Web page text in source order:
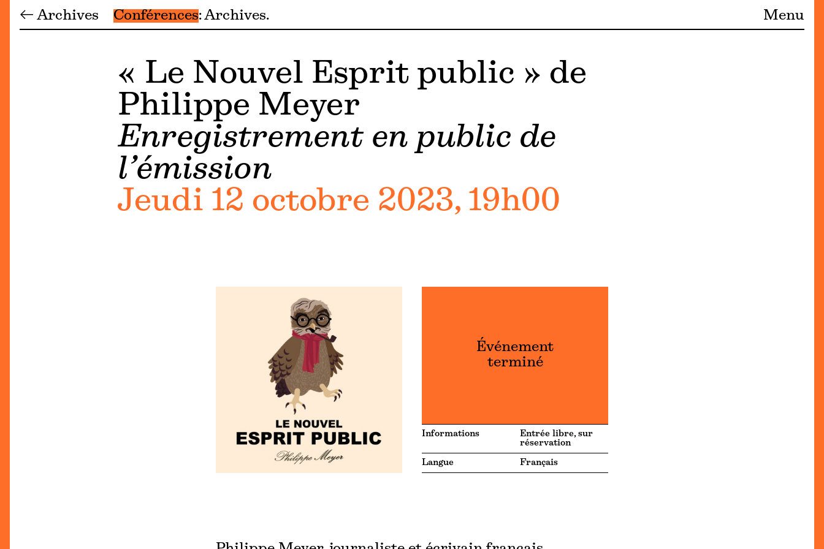
← Archives Conférences Archives Menu
« Le Nouvel Esprit public » de
Philippe Meyer
Enregistrement en public de
l’émission
Jeudi 12 octobre 2023, 19h00
Événement
terminé
Informations
Entrée libre, sur
réservation
Langue Français